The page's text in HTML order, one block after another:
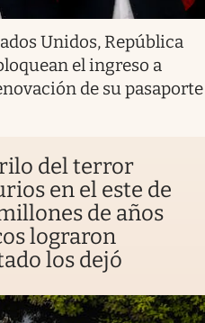
Unidos, República
el ingreso a
de su pasaporte
del terror
en el este de
de años
lograron
los dejó